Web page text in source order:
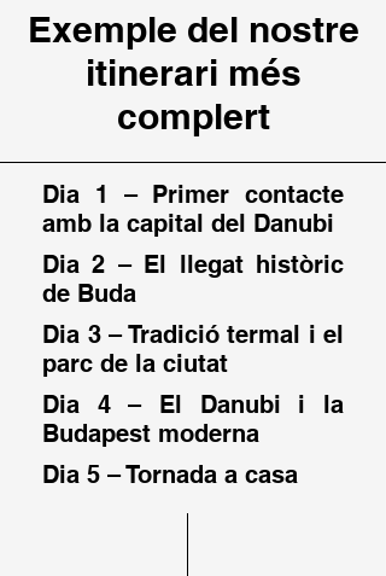
Exemple del nostre
itinerari més
complert
Dia 1 – Primer contacte
amb la capital del Danubi
Dia 2 – El llegat històric
de Buda
Dia 3 – Tradició termal i el
parc de la ciutat
Dia 4 – El Danubi i la
Budapest moderna
Dia 5 – Tornada a casa